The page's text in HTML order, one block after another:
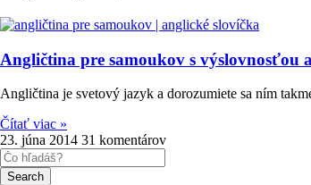
Angličtina pre samoukov s výslovnosťou
Angličtina je svetový jazyk a dorozumiete sa ním
Čítať viac »
23. júna 2014 31 komentárov
Search